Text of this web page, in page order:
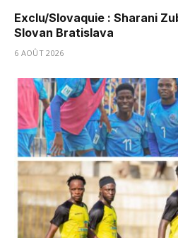
Exclu/Slovaquie : Sharani
Slovan Bratislava
6 AOÛT 2026